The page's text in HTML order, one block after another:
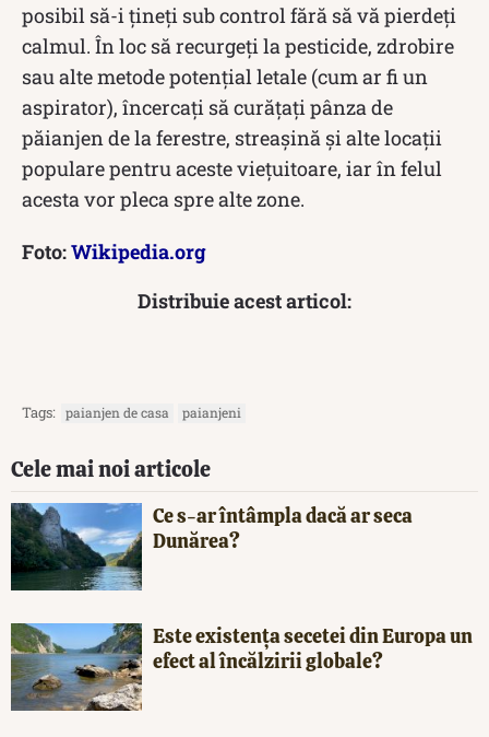
posibil să-i țineți sub control fără să vă pierdeți
calmul. În loc să recurgeți la pesticide, zdrobire
sau alte metode potențial letale (cum ar fi un
aspirator), încercați să curățați pânza de
păianjen de la ferestre, streașină și alte locații
populare pentru aceste viețuitoare, iar în felul
acesta vor pleca spre alte zone.
Foto:Wikipedia.org
Distribuie acest articol:
Tags: paianjen de casa paianjeni
Cele mai noi articole
Ce s-ar întâmpla dacă ar seca
Dunărea?
Este existența secetei din Europa un
efect al încălzirii globale?